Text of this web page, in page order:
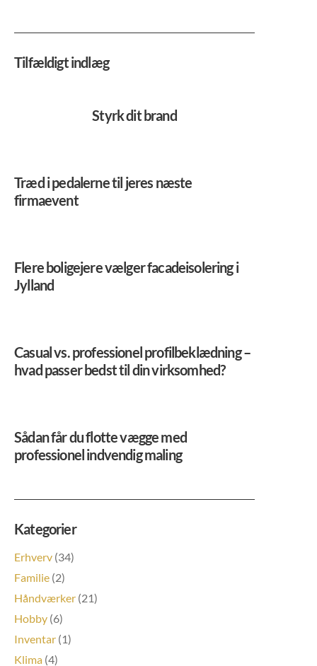
Tilfældigt indlæg
Styrk dit brand
Træd i pedalerne til jeres næste
firmaevent
Flere boligejere vælger facadeisolering i
Jylland
Casual vs. professionel profilbeklædning –
hvad passer bedst til din virksomhed?
Sådan får du flotte vægge med
professionel indvendig maling
Kategorier
Erhverv (34)
Familie (2)
Håndværker (21)
Hobby (6)
Inventar (1)
Klima (4)